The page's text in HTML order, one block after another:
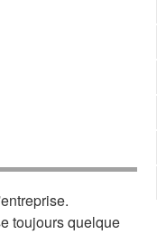
toujours quelque